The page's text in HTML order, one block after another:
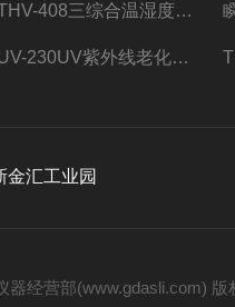
THV-408三综合温湿度振动试验箱
UV-230UV紫外线老化试验箱
金汇工业园
器经营部(www.gdasli.com)